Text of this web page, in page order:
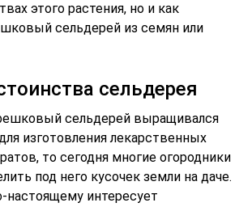
этого растения, но и как
сельдерей из семян или
сельдерея
сельдерей выращивался
изготовления лекарственных
то сегодня многие огородники
под него кусочек земли на даче.
настоящему интересует